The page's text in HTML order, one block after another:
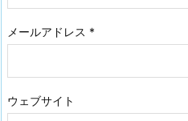
メールアドレス *
ウェブサイト